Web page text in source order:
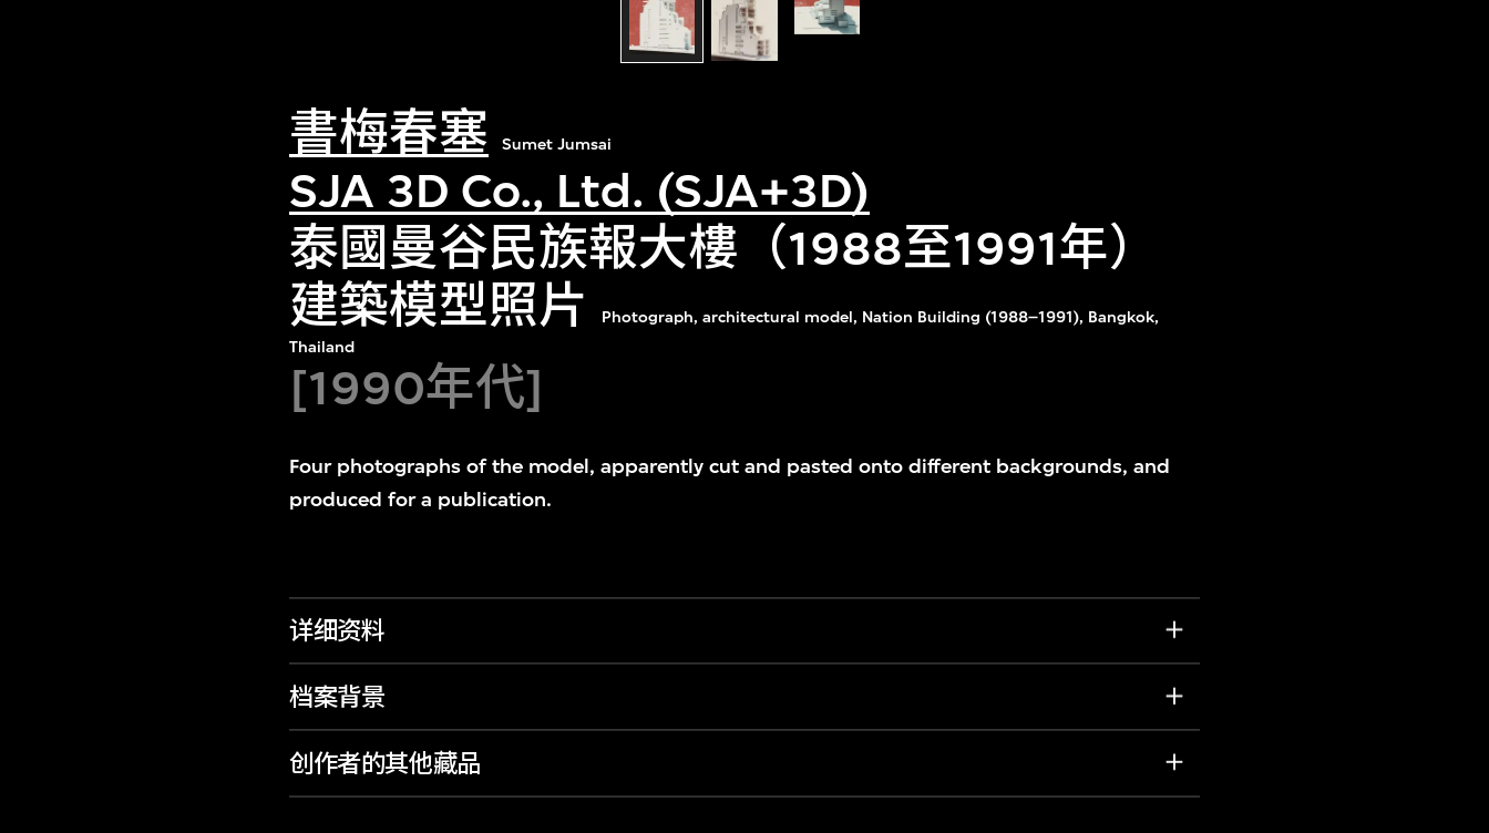
書梅春塞 Sumet Jumsai
SJA 3D Co., Ltd. (SJA+3D)
泰國曼谷民族報大樓（1988至1991年）
建築模型照片
Photograph, architectural model, Nation Building (1988–1991), Bangkok,
Thailand
[1990年代]
Four photographs of the model, apparently cut and pasted onto different backgrounds, and
produced for a publication.
详细资料
档案背景
创作者的其他藏品